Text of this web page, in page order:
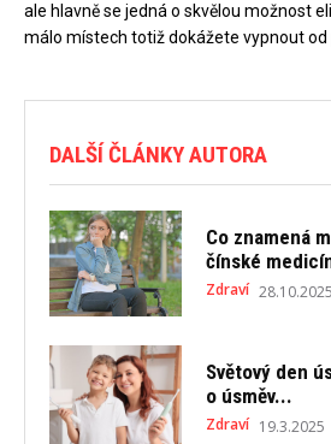
ale hlavně se jedná o skvělou možnost
málo místech totiž dokážete vypnout od
DALŠÍ ČLÁNKY AUTORA
Co znamená
čínské
Zdraví 28.10.2025
Světový den
o úsměv...
Zdraví 19.3.2025